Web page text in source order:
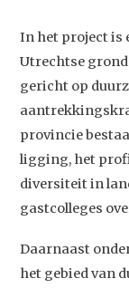
In het project is
Utrechtse
gericht op
provincie
ligging, het
diversiteit in
gastcolleges
Daarnaast
het gebied van